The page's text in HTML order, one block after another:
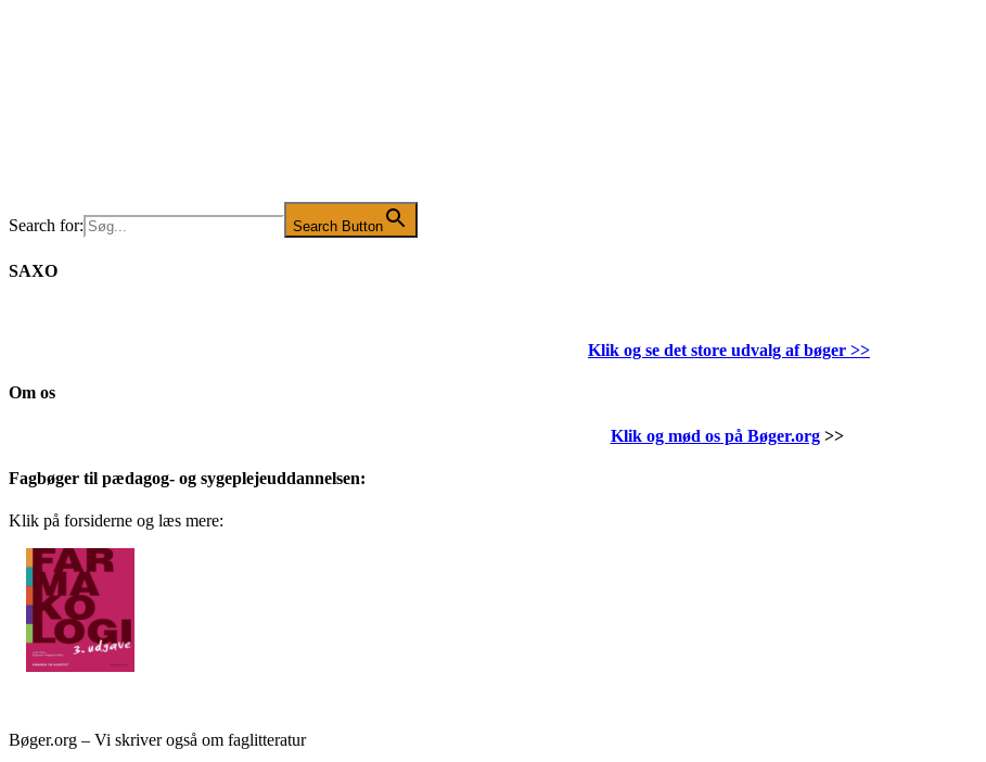
Search for: Search Button
SAXO
Klik og se det store udvalg af bøger >>
Om os
Klik og mød os på Bøger.org>>
Fagbøger til pædagog- og sygeplejeuddannelsen:
Klik på forsiderne og læs mere:
Bøger.org – Vi skriver også om faglitteratur